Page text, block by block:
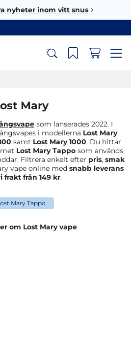
nyheter inom vitt snus
Mary
som lanserades 2022. I
i modellerna Lost Mary
samt Lost Mary 1000. Du hittar
Lost Mary Tapposom används
Filtrera enkelt efter pris, smak
vape online med snabb leverans
frakt från 149 kr.
Mary Tappo
om Lost Mary vape